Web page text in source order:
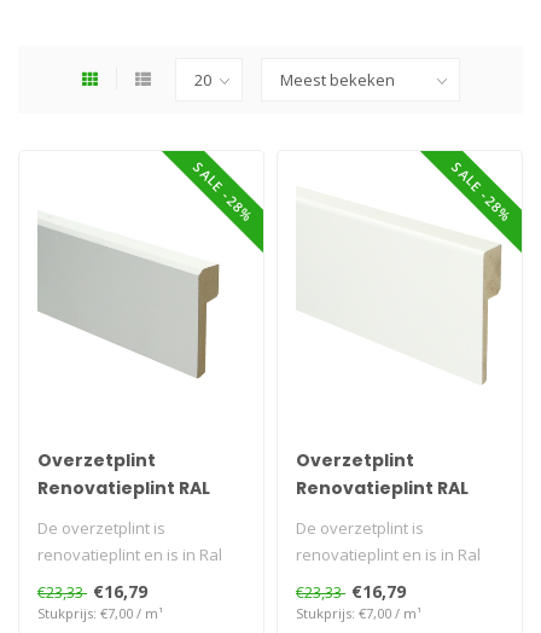
SALE -28%
Overzetplint
Renovatieplint RAL
De overzetplint is
renovatieplint en is in Ral
9010 Voorgelakt en kan
directgemo..
€23,33 €16,79
Stukprijs: €7,00 / m¹
SALE -28%
Overzetplint
Renovatieplint RAL
De overzetplint is
renovatieplint en is in Ral
9016 Voorgelakt en kan
directgemo..
€23,33 €16,79
Stukprijs: €7,00 / m¹